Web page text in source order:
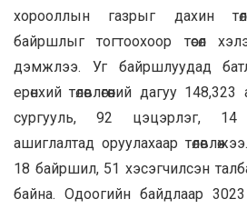
хорооллын газрыг дахин
байршлыг тогтоохоор төсөл
дэмжлээ. Уг байршлуудад
ерөнхий төлөвлөгөөний дагуу
сургууль, 92 цэцэрлэг,
ашиглалтад оруулахаар
18 байршил, 51 хэсэгчилсэн
байна. Одоогийн байдлаар